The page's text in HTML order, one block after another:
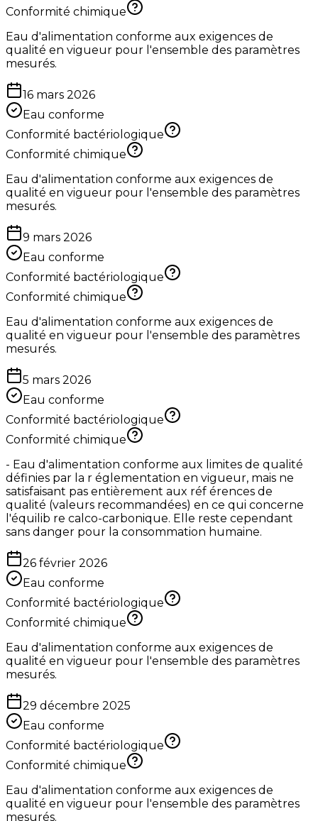
Conformité chimique
Eau d'alimentation conforme aux exigences de
qualité en vigueur pour l'ensemble des paramètres
mesurés.
16 mars 2026
Eau conforme
Conformité bactériologique
Conformité chimique
Eau d'alimentation conforme aux exigences de
qualité en vigueur pour l'ensemble des paramètres
mesurés.
9 mars 2026
Eau conforme
Conformité bactériologique
Conformité chimique
Eau d'alimentation conforme aux exigences de
qualité en vigueur pour l'ensemble des paramètres
mesurés.
5 mars 2026
Eau conforme
Conformité bactériologique
Conformité chimique
- Eau d'alimentation conforme aux limites de qualité
définies par la r églementation en vigueur, mais ne
satisfaisant pas entièrement aux réf érences de
qualité (valeurs recommandées) en ce qui concerne
l'équilib re calco-carbonique. Elle reste cependant
sans danger pour la consommation humaine.
26 février 2026
Eau conforme
Conformité bactériologique
Conformité chimique
Eau d'alimentation conforme aux exigences de
qualité en vigueur pour l'ensemble des paramètres
mesurés.
29 décembre 2025
Eau conforme
Conformité bactériologique
Conformité chimique
Eau d'alimentation conforme aux exigences de
qualité en vigueur pour l'ensemble des paramètres
mesurés.